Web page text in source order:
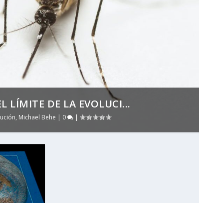
LÍMITE DE LA EVOLUCI...
, Michael Behe | 0 |